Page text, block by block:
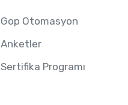
Gop Otomasyon
Anketler
Sertifika Programı